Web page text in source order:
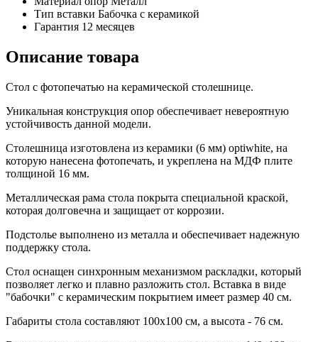
Тип вставки Бабочка с керамикой
Гарантия 12 месяцев
Описание товара
Стол с фотопечатью на керамической столешнице.
Уникальная конструкция опор обеспечивает невероятную
устойчивость данной модели.
Столешница изготовлена из керамики (6 мм) optiwhite, на
которую нанесена фотопечать, и укреплена на МДФ плите
толщиной 16 мм.
Металлическая рама стола покрыта специальной краской,
которая долговечна и защищает от коррозии.
Подстолье выполнено из металла и обеспечивает надежную
поддержку стола.
Стол оснащен синхронным механизмом раскладки, который
позволяет легко и плавно разложить стол. Вставка в виде
"бабочки" с керамическим покрытием имеет размер 40 см.
Габариты стола составляют 100х100 см, а высота - 76 см.